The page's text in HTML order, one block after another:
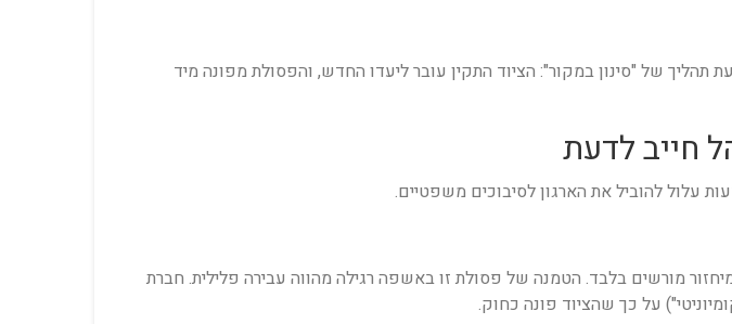
של "סינון במקור": הציוד התקין עובר ליעדו החדש, והפסולת מפונה מיד
עלול להוביל את הארגון לסיבוכים משפטיים.
מורשים בלבד. הטמנה של פסולת זו באשפה רגילה מהווה עבירה פלילית. חברת
על כך שהציוד פונה כחוק.